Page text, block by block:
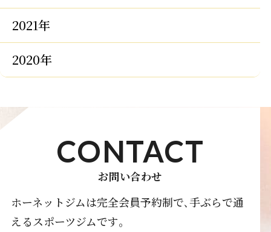
2021年
2020年
CONTACT
お問い合わせ
ホーネットジムは完全会員予約制で､手ぶらで通
えるスポーツジムです｡